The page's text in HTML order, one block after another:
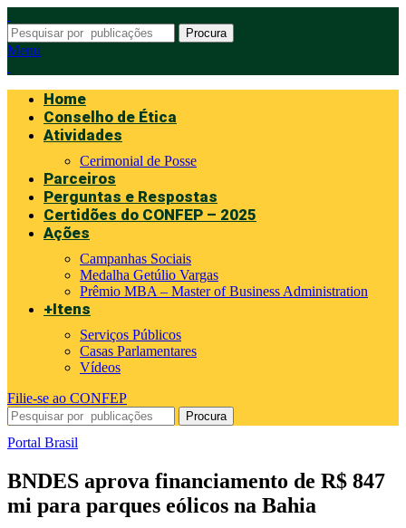
Procura
Menu
Home
Conselho de Ética
Atividades
Cerimonial de Posse
Parceiros
Perguntas e Respostas
Certidões do CONFEP – 2025
Ações
Campanhas Sociais
Medalha Getúlio Vargas
Prêmio MBA – Master of Business Administration
+Itens
Serviços Públicos
Casas Parlamentares
Vídeos
Filie-se ao CONFEP
Procura
Portal Brasil
BNDES aprova financiamento de R$ 847
mi para parques eólicos na Bahia